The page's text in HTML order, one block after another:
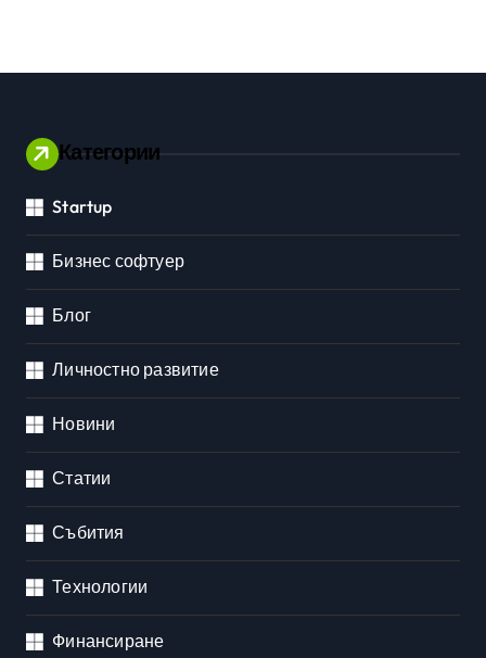
Категории
Startup
Бизнес софтуер
Блог
Личностно развитие
Новини
Статии
Събития
Технологии
Финансиране